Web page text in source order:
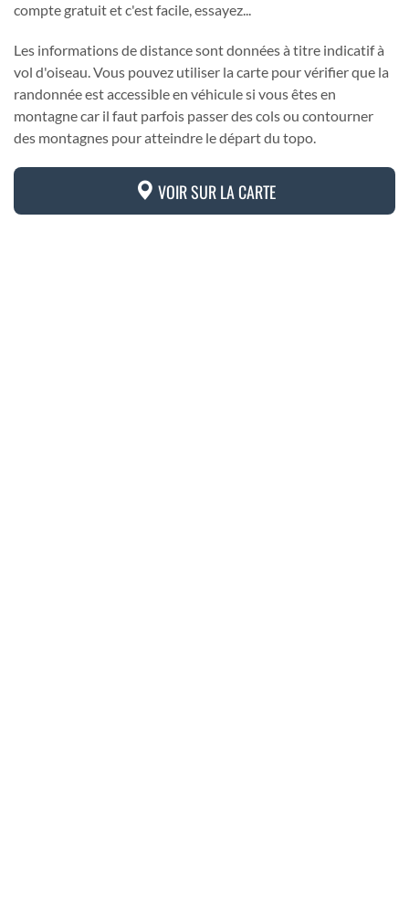
compte gratuit et c'est facile, essayez...
Les informations de distance sont données à titre indicatif à
vol d'oiseau. Vous pouvez utiliser la carte pour vérifier que la
randonnée est accessible en véhicule si vous êtes en
montagne car il faut parfois passer des cols ou contourner
des montagnes pour atteindre le départ du topo.
VOIR SUR LA CARTE